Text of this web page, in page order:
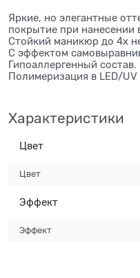
Яркие, но элегантные
покрытие при нанесении
Стойкий маникюр до 4х
С эффектом
Гипоаллергенный состав.
Полимеризация в LED/UV
Характеристики
Цвет
Цвет
Эффект
Эффект